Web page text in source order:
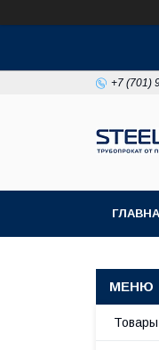
+7 (701)
Товары